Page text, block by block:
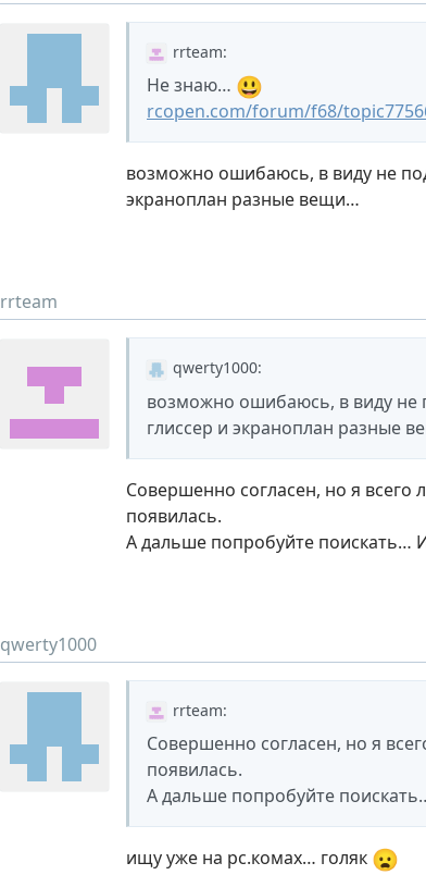
rrteam:
Не знаю… 😃
rcopen.com/forum/f68/
возможно ошибаюсь, в виду не
экраноплан разные вещи…
rrteam
qwerty1000:
возможно ошибаюсь, в виду не
глиссер и экраноплан разные
Совершенно согласен, но я всего
появилась.
А дальше попробуйте поискать…
qwerty1000
rrteam:
Совершенно согласен, но я
появилась.
А дальше попробуйте
ищу уже на рс.комах… голяк 😦